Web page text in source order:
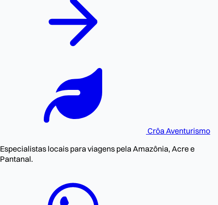
CrôaAventurismo
Especialistas locais para viagens pela Amazônia, Acre e
Pantanal.